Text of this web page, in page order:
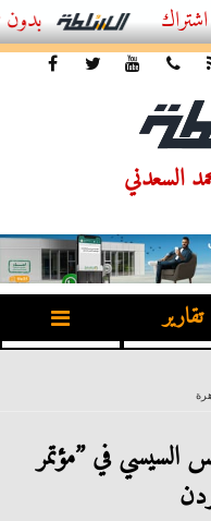
أفضل اشتراك IPTV بدون تقطيع 2026 – دليل المشاهد العصري
السعدني
تقارير
السيسي في ”مؤتمر